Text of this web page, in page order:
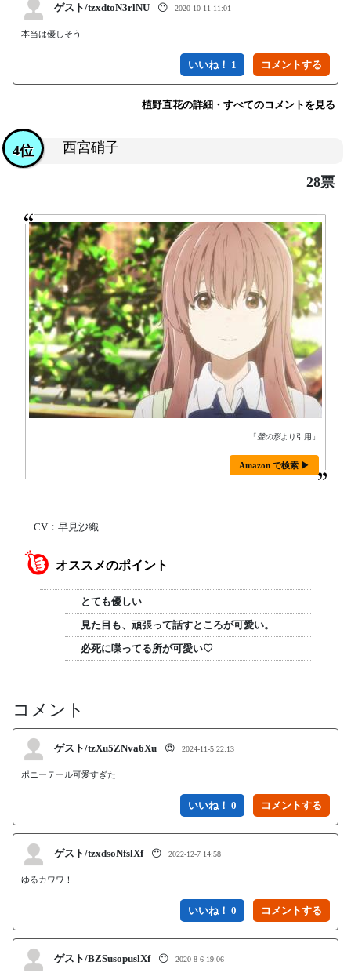
ゲスト/tzxdtoN3rlNU 😶 2020-10-11 11:01
本当は優しそう
いいね！ 1
植野直花の詳細・すべてのコメントを見る
西宮硝子
4位
28票
「聲の形より引用」
Amazon で検索 ▶
CV：早見沙織
オススメのポイント
とても優しい
見た目も、頑張って話すところが可愛い。
必死に喋ってる所が可愛い♡
コメント
ゲスト/tzXu5ZNva6Xu 😍 2024-11-5 22:13
ポニーテール可愛すぎた
いいね！ 0
ゲスト/tzxdsoNfslXf 😶 2022-12-7 14:58
ゆるカワワ！
いいね！ 0
ゲスト/BZSusopuslXf 😶 2020-8-6 19:06